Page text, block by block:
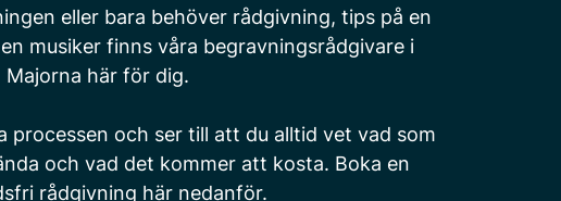
eller bara behöver rådgivning, tips på en
musiker finns våra begravningsrådgivare i
Majorna här för dig.
processen och ser till att du alltid vet vad som
och vad det kommer att kosta. Boka en
rådgivning här nedanför.